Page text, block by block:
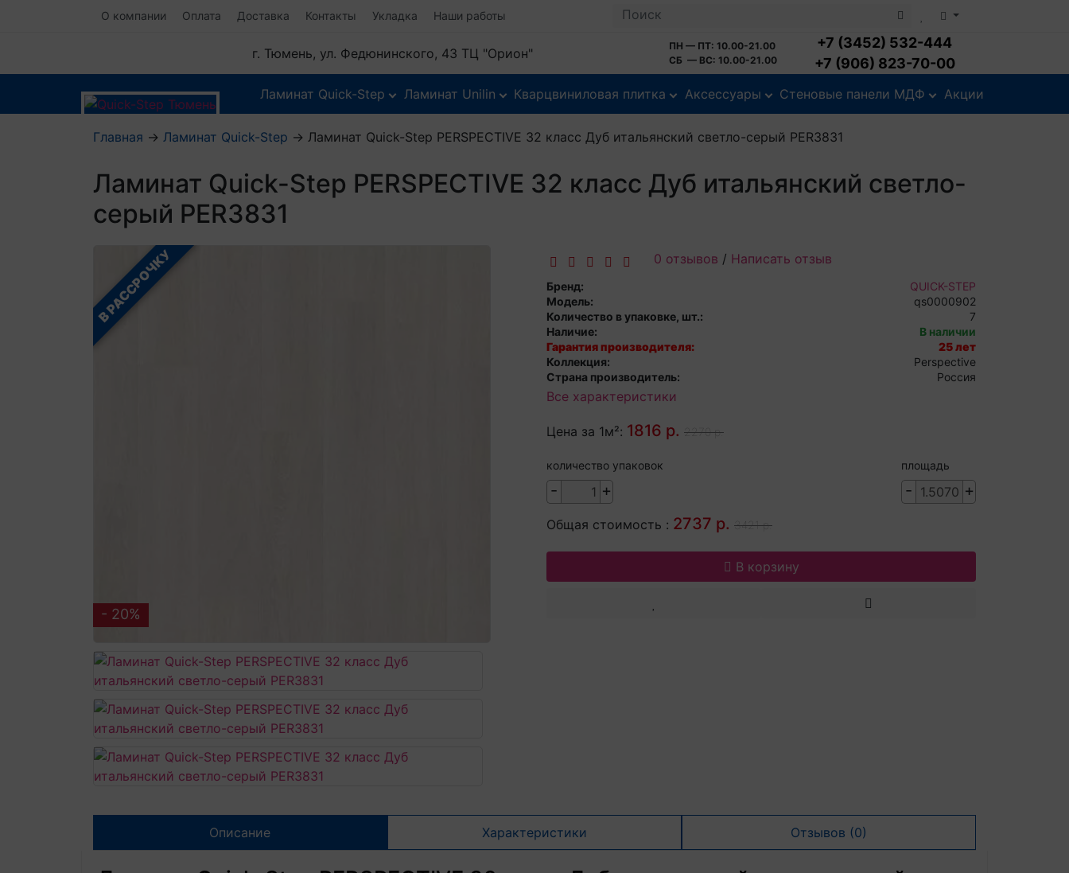
О компании Оплата Доставка Контакты Укладка Наши работы
г. Тюмень, ул. Федюнинского, 43 ТЦ "Орион"
ПН — ПТ: 10.00-21.00
СБ — ВС: 10.00-21.00
+7 (3452) 532-444
+7 (906) 823-70-00
Ламинат Quick-Step Ламинат Unilin Кварцвиниловая плитка Аксессуары Стеновые панели МДФ Акции
Главная → Ламинат Quick-Step → Ламинат Quick-Step PERSPECTIVE 32 класс Дуб итальянский светло-серый PER3831
Ламинат Quick-Step PERSPECTIVE 32 класс Дуб итальянский светло-
серый PER3831
В РАССРОЧКУ
- 20%
0 отзывов / Написать отзыв
Бренд:
QUICK-STEP
Модель:
qs0000902
Количество в упаковке, шт.:
7
Наличие:
В наличии
Гарантия производителя:
25 лет
Коллекция:
Perspective
Страна производитель:
Россия
Все характеристики
Цена за 1м²: 1816 р. 2270 р.
количество упаковок
- +
площадь
- +
Общая стоимость : 2737 р. 3421 р.
В корзину
Описание Характеристики Отзывов (0)